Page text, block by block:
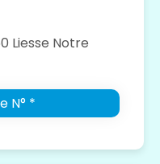
Liesse Notre
N° *